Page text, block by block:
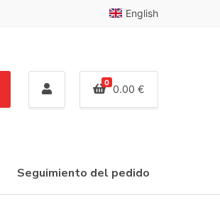
English
0
0.00 €
Seguimiento del pedido